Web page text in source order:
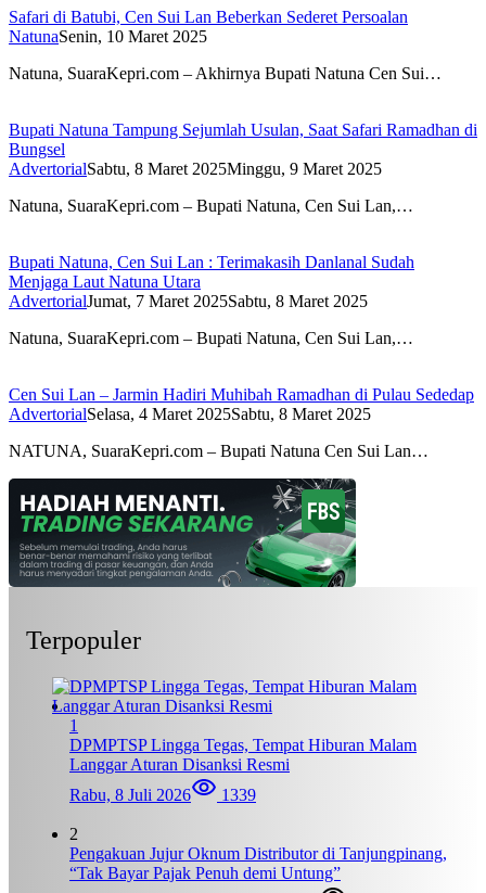
Safari di Batubi, Cen Sui Lan Beberkan Sederet Persoalan
NatunaSenin, 10 Maret 2025
Natuna, SuaraKepri.com – Akhirnya Bupati Natuna Cen Sui…
Bupati Natuna Tampung Sejumlah Usulan, Saat Safari Ramadhan di
Bungsel
AdvertorialSabtu, 8 Maret 2025Minggu, 9 Maret 2025
Natuna, SuaraKepri.com – Bupati Natuna, Cen Sui Lan,…
Bupati Natuna, Cen Sui Lan : Terimakasih Danlanal Sudah
Menjaga Laut Natuna Utara
AdvertorialJumat, 7 Maret 2025Sabtu, 8 Maret 2025
Natuna, SuaraKepri.com – Bupati Natuna, Cen Sui Lan,…
Cen Sui Lan – Jarmin Hadiri Muhibah Ramadhan di Pulau Sededap
AdvertorialSelasa, 4 Maret 2025Sabtu, 8 Maret 2025
NATUNA, SuaraKepri.com – Bupati Natuna Cen Sui Lan…
Terpopuler
1
DPMPTSP Lingga Tegas, Tempat Hiburan Malam
Langgar Aturan Disanksi Resmi
Rabu, 8 Juli 2026
1339
2
Pengakuan Jujur Oknum Distributor di Tanjungpinang,
“Tak Bayar Pajak Penuh demi Untung”